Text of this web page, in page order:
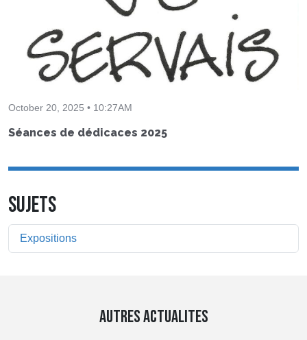
October 20, 2025 • 10:27AM
Séances de dédicaces 2025
SUJETS
Expositions
AUTRES ACTUALITES